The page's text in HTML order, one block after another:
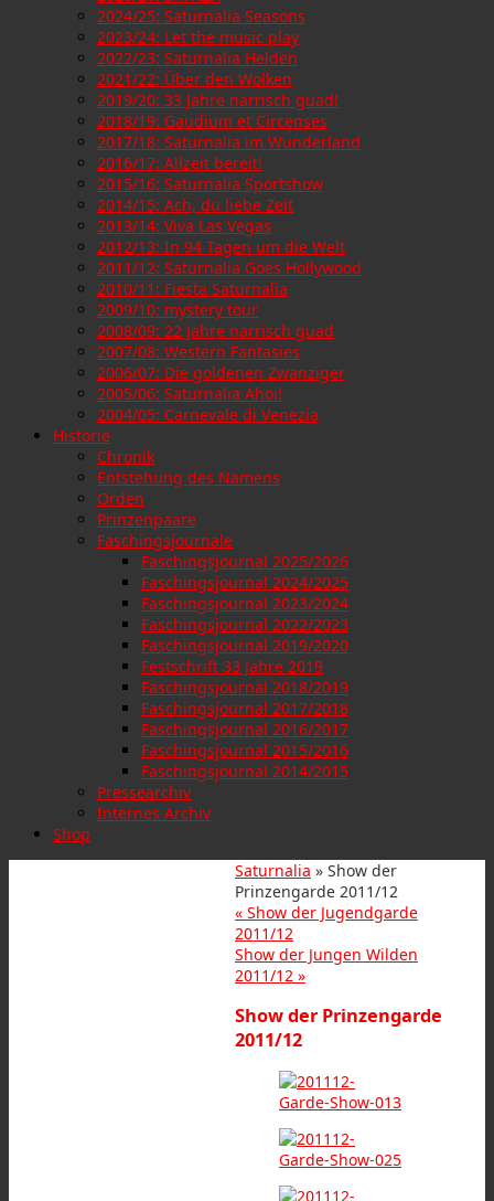
2024/25: Saturnalia Seasons
2023/24: Let the music play
2022/23: Saturnalia Helden
2021/22: Über den Wolken
2019/20: 33 Jahre narrisch guad!
2018/19: Gaudium et Circenses
2017/18: Saturnalia im Wunderland
2016/17: Allzeit bereit!
2015/16: Saturnalia Sportshow
2014/15: Ach, du liebe Zeit
2013/14: Viva Las Vegas
2012/13: In 94 Tagen um die Welt
2011/12: Saturnalia Goes Hollywood
2010/11: Fiesta Saturnalia
2009/10: mystery tour
2008/09: 22 Jahre narrisch guad
2007/08: Western Fantasies
2006/07: Die goldenen Zwanziger
2005/06: Saturnalia Ahoi!
2004/05: Carnevale di Venezia
Historie
Chronik
Entstehung des Namens
Orden
Prinzenpaare
Faschingsjournale
Faschingsjournal 2025/2026
Faschingsjournal 2024/2025
Faschingsjournal 2023/2024
Faschingsjournal 2022/2023
Faschingsjournal 2019/2020
Festschrift 33 Jahre 2019
Faschingsjournal 2018/2019
Faschingsjournal 2017/2018
Faschingsjournal 2016/2017
Faschingsjournal 2015/2016
Faschingsjournal 2014/2015
Pressearchiv
Internes Archiv
Shop
Saturnalia » Show der
Prinzengarde 2011/12
« Show der Jugendgarde
2011/12
Show der Jungen Wilden
2011/12 »
Show der Prinzengarde
2011/12